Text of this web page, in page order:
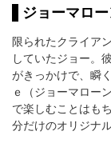
ジョーマロ
限られたクライア
していたジョー。
がきっかけで、瞬
ｅ（ジョーマロー
で楽しむことはも
分だけのオリジナ